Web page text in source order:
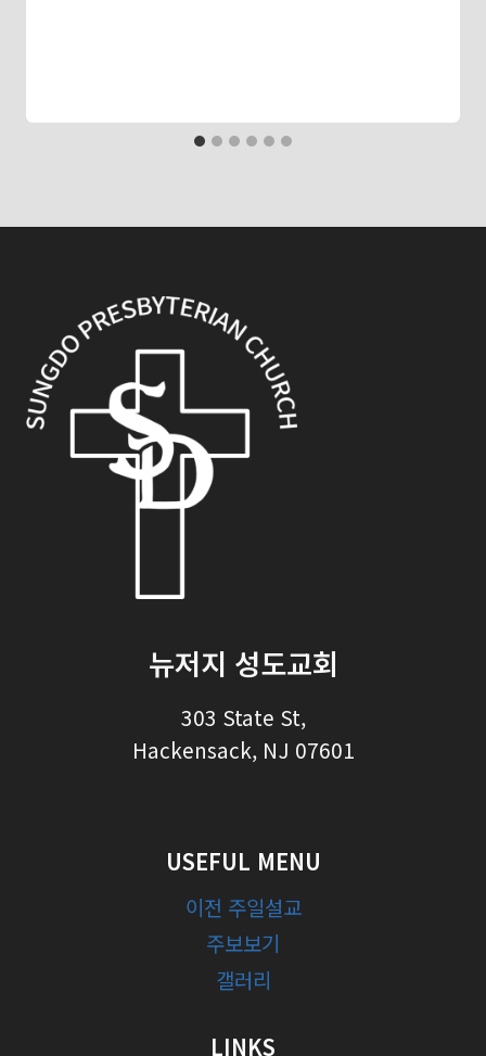
뉴저지 성도교회
303 State St,
Hackensack, NJ 07601
USEFUL MENU
이전 주일설교
주보보기
갤러리
LINKS